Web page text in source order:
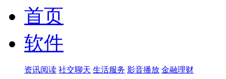
首页
软件
资讯阅读 社交聊天 生活服务 影音播放 金融理财